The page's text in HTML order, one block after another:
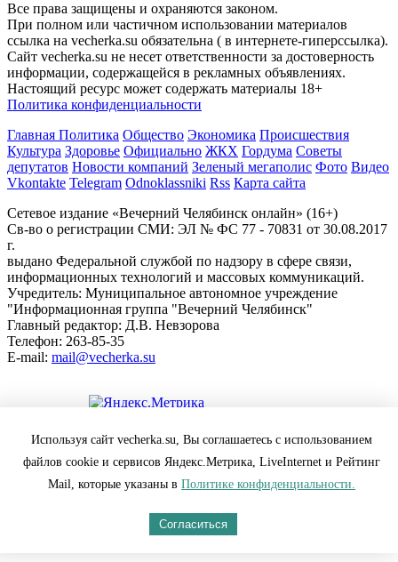
Все права защищены и охраняются законом.
При полном или частичном использовании материалов
ссылка на vecherka.su обязательна ( в интернете-гиперссылка).
Сайт vecherka.su не несет ответственности за достоверность
информации, содержащейся в рекламных объявлениях.
Настоящий ресурс может содержать материалы 18+
Политика конфиденциальности
Главная Политика Общество Экономика Происшествия
Культура Здоровье Официально ЖКХ Гордума Советы
депутатов Новости компаний Зеленый мегаполис Фото Видео
Vkontakte Telegram Odnoklassniki Rss Карта сайта
Сетевое издание «Вечерний Челябинск онлайн» (16+)
Cв-во о регистрации СМИ: ЭЛ № ФС 77 - 70831 от 30.08.2017
г.
выдано Федеральной службой по надзору в сфере связи,
информационных технологий и массовых коммуникаций.
Учредитель: Муниципальное автономное учреждение
"Информационная группа "Вечерний Челябинск"
Главный редактор: Д.В. Невзорова
Телефон: 263-85-35
E-mail: mail@vecherka.su
Все права защищены и охраняются законом.
При полном или частичном использовании материалов
ссылка на vecherka.su обязательна ( в интернете-гиперссылка).
информации, содержащейся в рекламных объявлениях.
Настоящий ресурс может содержать материалы 18+
Используя сайт vecherka.su, Вы соглашаетесь с использованием
файлов cookie и сервисов Яндекс.Метрика, LiveInternet и Рейтинг
Mail, которые указаны вПолитике конфиденциальности.
Согласиться